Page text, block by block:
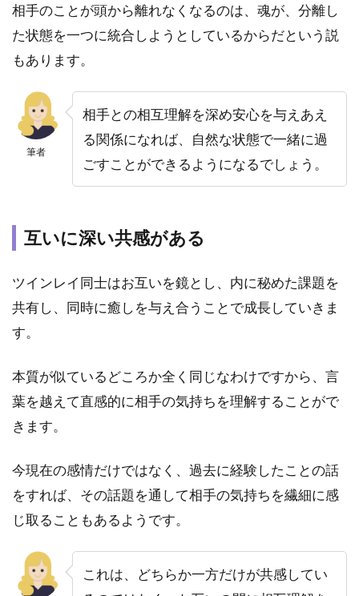
2
ツイ
ンレ
本物
なら
離れ
ない
宇宙
の強
の結
から
2.2
互い
長と
学び
があ
るか
ら離
れな
い
相手のことが頭から離れなくなるのは、魂が、分離し
た状態を一つに統合しようとしているからだという説
もあります。
筆者
相手との相互理解を深め安心を与えあえ
る関係になれば、自然な状態で一緒に過
ごすことができるようになるでしょう。
互いに深い共感がある
ツインレイ同士はお互いを鏡とし、内に秘めた課題を
共有し、同時に癒しを与え合うことで成長していきま
す。
本質が似ているどころか全く同じなわけですから、言
葉を越えて直感的に相手の気持ちを理解することがで
きます。
今現在の感情だけではなく、過去に経験したことの話
をすれば、その話題を通して相手の気持ちを繊細に感
じ取ることもあるようです。
これは、どちらか一方だけが共感してい